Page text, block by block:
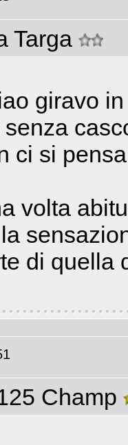
Targa
giravo
ci si
volta
di quella
Champ